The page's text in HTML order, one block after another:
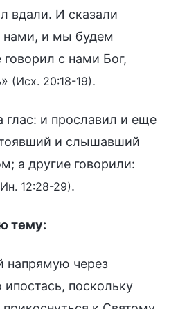
вдали. И сказали
и мы будем
с нами Бог,
(Исх. 20:18-19).
глас: и прославил и еще
и слышавший
а другие говорили:
12:28-29).
тему:
напрямую через
поскольку